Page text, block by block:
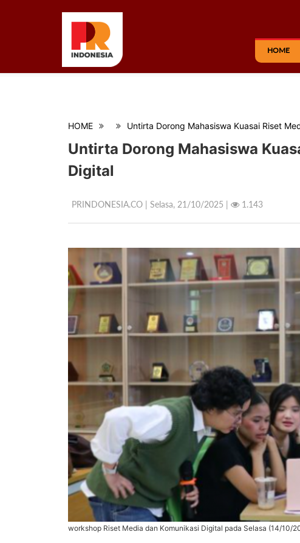
HOME
HOME Untirta Dorong Mahasiswa Kuasai Riset
Untirta Dorong Mahasiswa
Digital
PRINDONESIA.CO | Selasa, 21/10/2025 | 1.143
workshop Riset Media dan Komunikasi Digital pada Selasa (14/10/